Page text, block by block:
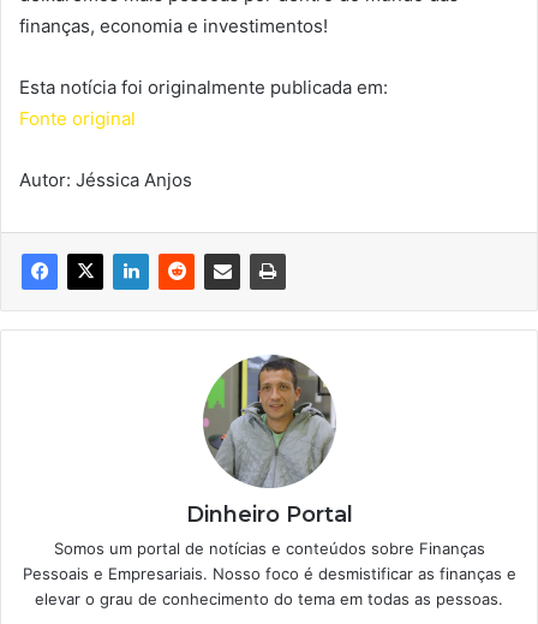
finanças, economia e investimentos!
Esta notícia foi originalmente publicada em:
Fonte original
Autor: Jéssica Anjos
Dinheiro Portal
Somos um portal de notícias e conteúdos sobre Finanças
Pessoais e Empresariais. Nosso foco é desmistificar as finanças e
elevar o grau de conhecimento do tema em todas as pessoas.